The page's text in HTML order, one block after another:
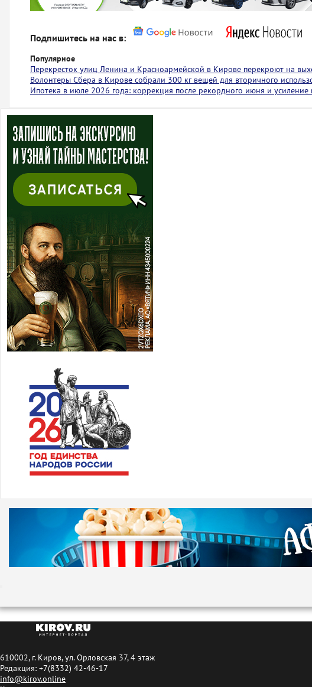
Подпишитесь на нас в:
Популярное
Перекресток улиц Ленина и Красноармейской в Кирове перекроют на
Волонтеры Сбера в Кирове собрали 300 кг вещей для вторичного
Ипотека в июле 2026 года: коррекция после рекордного июня и усиление
610002, г. Киров, ул. Орловская 37, 4 этаж
Редакция: +7(8332) 42-46-17
info@kirov.online